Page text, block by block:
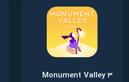
Monument Valley 3